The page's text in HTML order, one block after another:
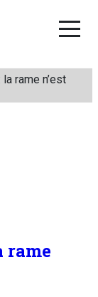
rame n’est
rame